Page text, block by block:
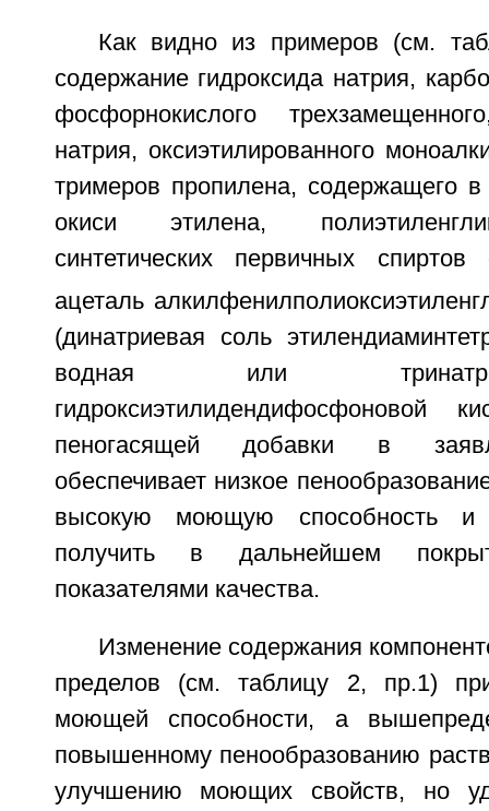
Как видно из примеров (см.
содержание гидроксида натрия,
фосфорнокислого
натрия, оксиэтилированного
тримеров пропилена, содержащего
окиси этилена,
синтетических первичных
ацеталь
(динатриевая соль
водная или
гидроксиэтилидендифосфоновой
пеногасящей добавки в
обеспечивает низкое
высокую моющую способность и
получить в дальнейшем
показателями качества.
Изменение содержания
пределов (см. таблицу 2, пр.1)
моющей способности, а
повышенному пенообразованию
улучшению моющих свойств, но